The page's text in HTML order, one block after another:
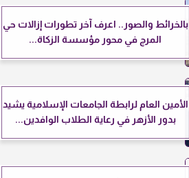
بالخرائط والصور.. اعرف آخر تطورات إزالات حي
المرج في محور مؤسسة الزكاة...
الأمين العام لرابطة الجامعات الإسلامية يشيد
بدور الأزهر في رعاية الطلاب الوافدين...